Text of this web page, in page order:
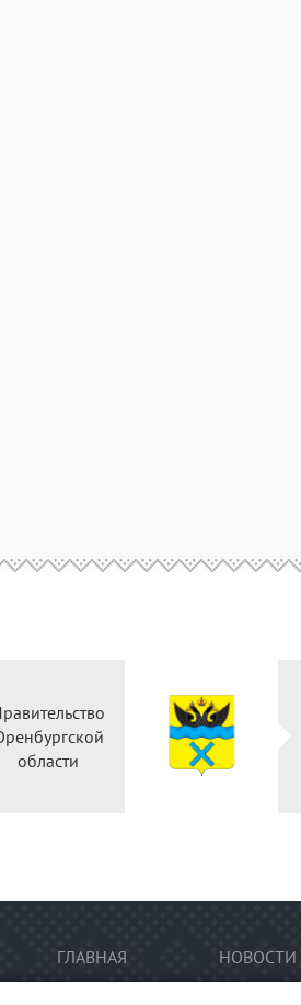
области
ГЛАВНАЯ НОВОСТИ